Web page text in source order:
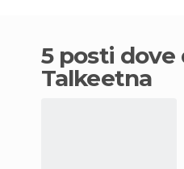
5 posti dove dormire a
Talkeetna